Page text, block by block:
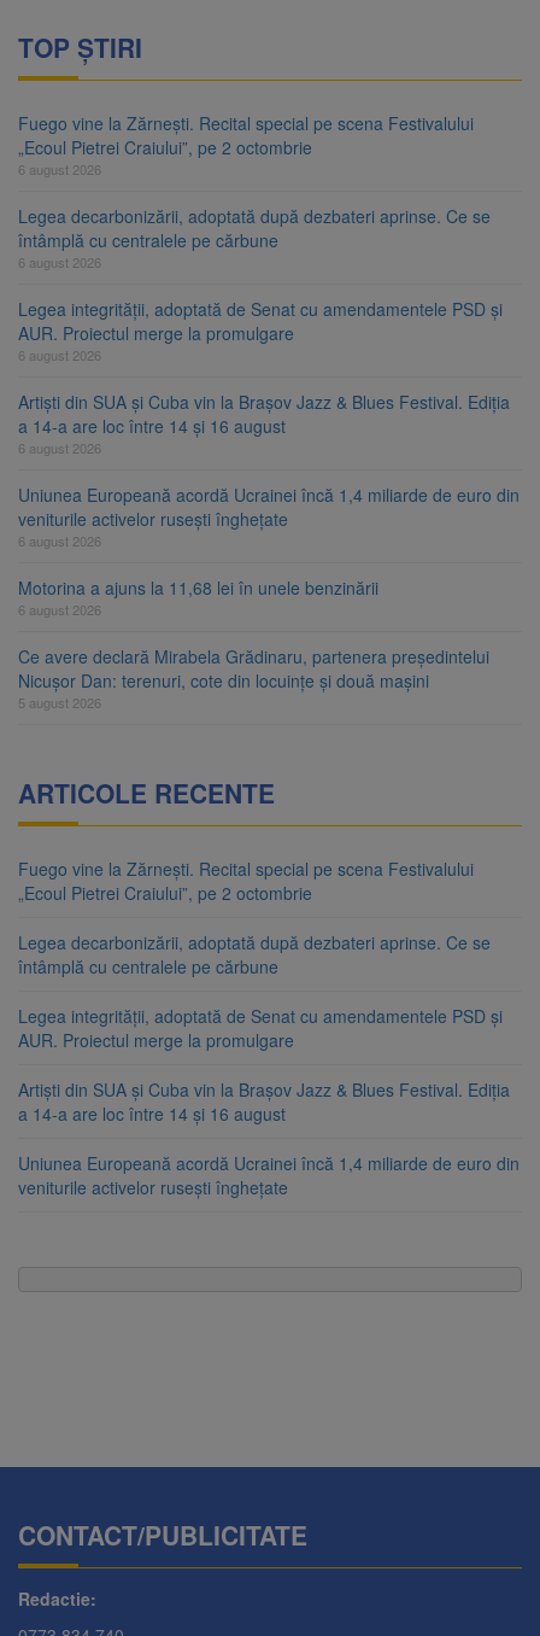
TOP ȘTIRI
Fuego vine la Zărnești. Recital special pe scena Festivalului
„Ecoul Pietrei Craiului”, pe 2 octombrie
6 august 2026
Legea decarbonizării, adoptată după dezbateri aprinse. Ce se
întâmplă cu centralele pe cărbune
6 august 2026
Legea integrității, adoptată de Senat cu amendamentele PSD și
AUR. Proiectul merge la promulgare
6 august 2026
Artiști din SUA și Cuba vin la Brașov Jazz & Blues Festival. Ediția
a 14-a are loc între 14 și 16 august
6 august 2026
Uniunea Europeană acordă Ucrainei încă 1,4 miliarde de euro din
veniturile activelor rusești înghețate
6 august 2026
Motorina a ajuns la 11,68 lei în unele benzinării
6 august 2026
Ce avere declară Mirabela Grădinaru, partenera președintelui
Nicușor Dan: terenuri, cote din locuințe și două mașini
5 august 2026
ARTICOLE RECENTE
Fuego vine la Zărnești. Recital special pe scena Festivalului
„Ecoul Pietrei Craiului”, pe 2 octombrie
Legea decarbonizării, adoptată după dezbateri aprinse. Ce se
întâmplă cu centralele pe cărbune
Legea integrității, adoptată de Senat cu amendamentele PSD și
AUR. Proiectul merge la promulgare
Artiști din SUA și Cuba vin la Brașov Jazz & Blues Festival. Ediția
a 14-a are loc între 14 și 16 august
Uniunea Europeană acordă Ucrainei încă 1,4 miliarde de euro din
veniturile activelor rusești înghețate
CONTACT/PUBLICITATE
Redactie: